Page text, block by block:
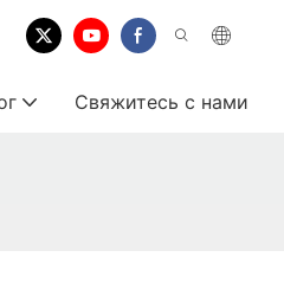
Свяжитесь с нами